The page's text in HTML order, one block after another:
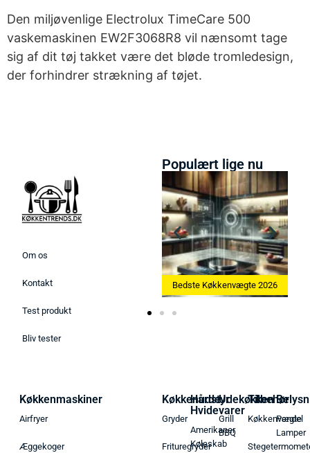
Den miljøvenlige Electrolux TimeCare 500
vaskemaskinen EW2F3068R8 vil nænsomt tage
sig af dit tøj takket være det bløde tromledesign,
der forhindrer strækning af tøjet.
Om os
Kontakt
Test produkt
Bliv tester
Populært lige nu
Bedste Ismaskine 2026 Bedste Køkkenvægte 2026
Køkkenmaskiner
Airfryer
Æggekoger
Køkkenudstyr
Gryder
Frituregryder
Hårde
Hvidevarer
Amerikaner
Køleskab
Udekøkken
Grill
BBQ
Tilbehør
Køkkenvægte
Pendel
Lamper